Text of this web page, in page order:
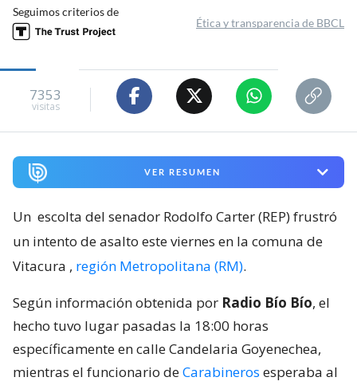
Seguimos criterios de
Ética y transparencia de BBCL
7353
visitas
VER RESUMEN
Un escolta del senador Rodolfo Carter (REP) frustró
un intento de asalto este viernes en la comuna de
Vitacura , región Metropolitana (RM).
Según información obtenida por Radio Bío Bío, el
hecho tuvo lugar pasadas la 18:00 horas
específicamente en calle Candelaria Goyenechea,
mientras el funcionario deCarabineros esperaba al